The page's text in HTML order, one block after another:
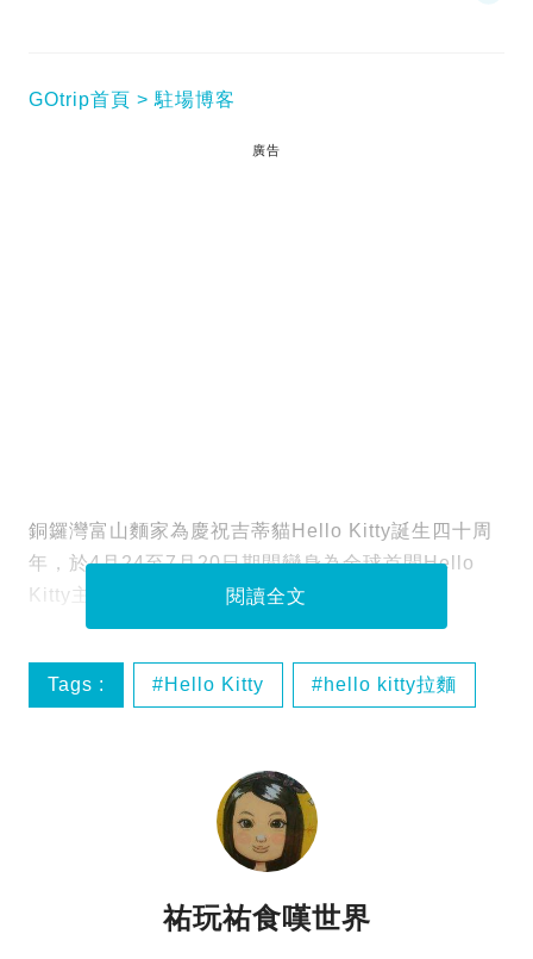
GOtrip首頁 駐場博客
廣告
銅鑼灣富山麵家為慶祝吉蒂貓Hello Kitty誕生四十周
年，於4月24至7月20日期間變身為全球首間Hello
Kitty主題拉麵店
閱讀全文
Tags : Hello Kitty hello kitty拉麵
祐玩祐食嘆世界